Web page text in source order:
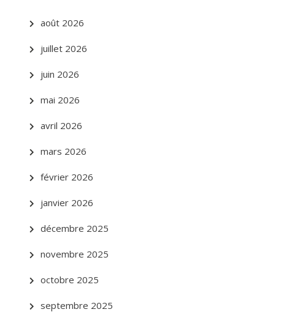
août 2026
juillet 2026
juin 2026
mai 2026
avril 2026
mars 2026
février 2026
janvier 2026
décembre 2025
novembre 2025
octobre 2025
septembre 2025